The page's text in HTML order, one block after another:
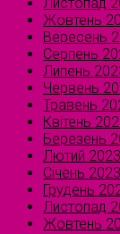
Жовтень
Вересень
Серпень
Липень
Червень
Травень
Квітень
Березень
Лютий 2023
Січень 2023
Грудень
Листопад
Жовтень